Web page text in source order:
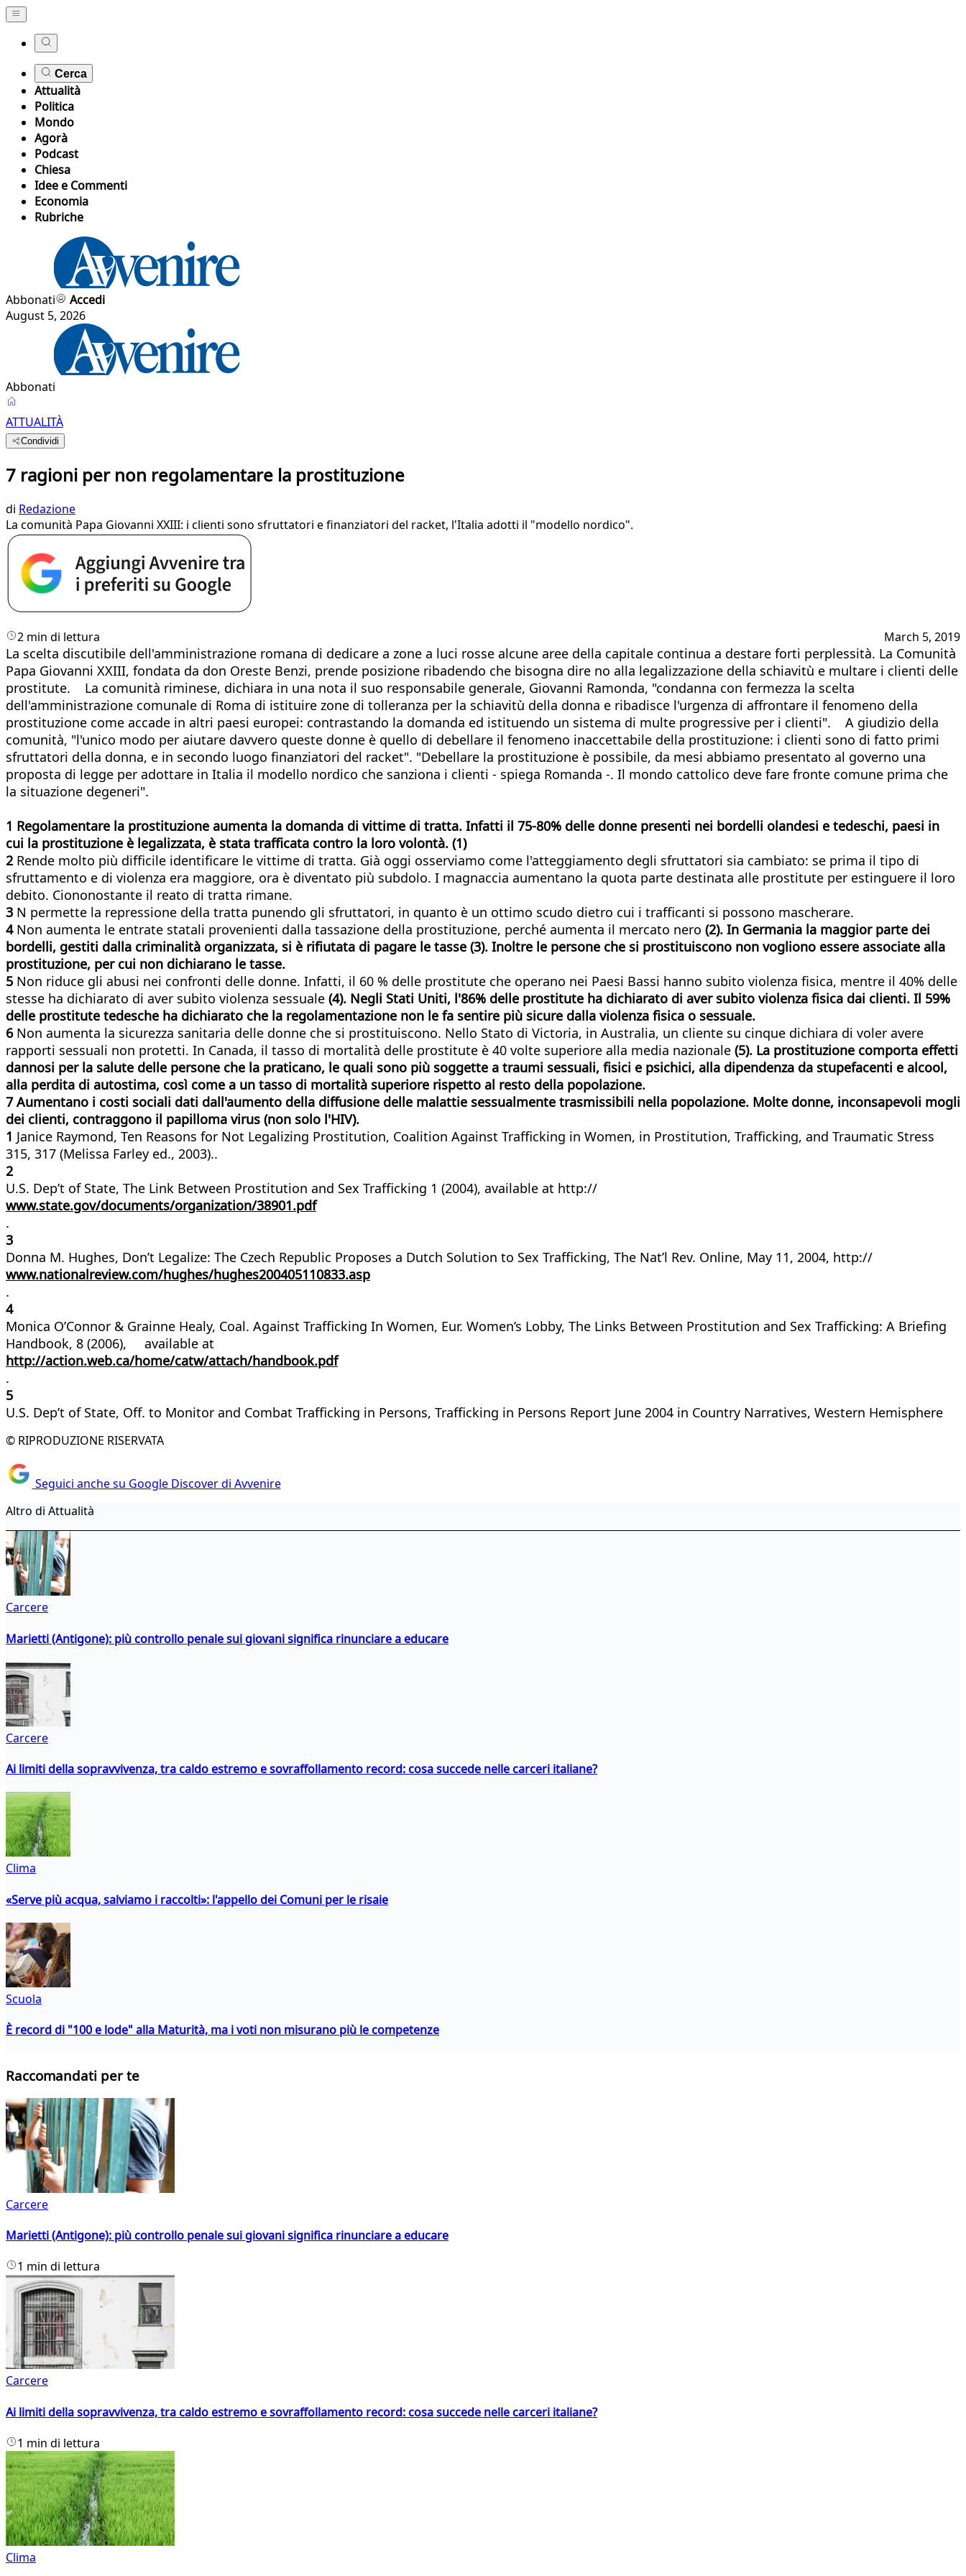
Cerca
Attualità
Politica
Mondo
Agorà
Podcast
Chiesa
Idee e Commenti
Economia
Rubriche
Abbonati
Accedi
August 5, 2026
Abbonati
ATTUALITÀ
Condividi
7 ragioni per non regolamentare la prostituzione
di Redazione
La comunità Papa Giovanni XXIII: i clienti sono sfruttatori e finanziatori del racket, l'Italia adotti il "modello nordico".
2 min di lettura March 5, 2019
​​La scelta discutibile dell'amministrazione romana di dedicare a zone a luci rosse alcune aree della capitale continua a destare forti perplessità. La Comunità
Papa Giovanni XXIII, fondata da don Oreste Benzi, prende posizione ribadendo che bisogna dire no alla legalizzazione della schiavitù e multare i clienti delle
prostitute. La comunità riminese, dichiara in una nota il suo responsabile generale, Giovanni Ramonda, "condanna con fermezza la scelta
dell'amministrazione comunale di Roma di istituire zone di tolleranza per la schiavitù della donna e ribadisce l'urgenza di affrontare il fenomeno della
prostituzione come accade in altri paesi europei: contrastando la domanda ed istituendo un sistema di multe progressive per i clienti". A giudizio della
comunità, "l'unico modo per aiutare davvero queste donne è quello di debellare il fenomeno inaccettabile della prostituzione: i clienti sono di fatto primi
sfruttatori della donna, e in secondo luogo finanziatori del racket". "Debellare la prostituzione è possibile, da mesi abbiamo presentato al governo una
proposta di legge per adottare in Italia il modello nordico che sanziona i clienti - spiega Romanda -. Il mondo cattolico deve fare fronte comune prima che
la situazione degeneri".
1 Regolamentare la prostituzione aumenta la domanda di vittime di tratta. Infatti il 75-80% delle donne presenti nei bordelli olandesi e tedeschi, paesi in
cui la prostituzione è legalizzata, è stata trafficata contro la loro volontà. (1)
2Rende molto più difficile identificare le vittime di tratta. Già oggi osserviamo come l'atteggiamento degli sfruttatori sia cambiato: se prima il tipo di
sfruttamento e di violenza era maggiore, ora è diventato più subdolo. I magnaccia aumentano la quota parte destinata alle prostitute per estinguere il loro
debito. Ciononostante il reato di tratta rimane.
3 N permette la repressione della tratta punendo gli sfruttatori, in quanto è un ottimo scudo dietro cui i trafficanti si possono mascherare.
4Non aumenta le entrate statali provenienti dalla tassazione della prostituzione, perché aumenta il mercato nero (2). In Germania la maggior parte dei
bordelli, gestiti dalla criminalità organizzata, si è rifiutata di pagare le tasse (3). Inoltre le persone che si prostituiscono non vogliono essere associate alla
prostituzione, per cui non dichiarano le tasse.
5 Non riduce gli abusi nei confronti delle donne. Infatti, il 60 % delle prostitute che operano nei Paesi Bassi hanno subito violenza fisica, mentre il 40% delle
stesse ha dichiarato di aver subito violenza sessuale (4). Negli Stati Uniti, l'86% delle prostitute ha dichiarato di aver subito violenza fisica dai clienti. Il 59%
delle prostitute tedesche ha dichiarato che la regolamentazione non le fa sentire più sicure dalla violenza fisica o sessuale.
6Non aumenta la sicurezza sanitaria delle donne che si prostituiscono. Nello Stato di Victoria, in Australia, un cliente su cinque dichiara di voler avere
rapporti sessuali non protetti. In Canada, il tasso di mortalità delle prostitute è 40 volte superiore alla media nazionale (5). La prostituzione comporta effetti
dannosi per la salute delle persone che la praticano, le quali sono più soggette a traumi sessuali, fisici e psichici, alla dipendenza da stupefacenti e alcool,
alla perdita di autostima, così come a un tasso di mortalità superiore rispetto al resto della popolazione.
7 Aumentano i costi sociali dati dall'aumento della diffusione delle malattie sessualmente trasmissibili nella popolazione. Molte donne, inconsapevoli mogli
dei clienti, contraggono il papilloma virus (non solo l'HIV).
1 Janice Raymond, Ten Reasons for Not Legalizing Prostitution, Coalition Against Trafficking in Women, in Prostitution, Trafficking, and Traumatic Stress
315, 317 (Melissa Farley ed., 2003)..
2
U.S. Dep’t of State, The Link Between Prostitution and Sex Trafficking 1 (2004), available at http://
www.state.gov/documents/organization/38901.pdf
.
3
Donna M. Hughes, Don’t Legalize: The Czech Republic Proposes a Dutch Solution to Sex Trafficking, The Nat’l Rev. Online, May 11, 2004, http://
www.nationalreview.com/hughes/hughes200405110833.asp
.
4
Monica O’Connor & Grainne Healy, Coal. Against Trafficking In Women, Eur. Women’s Lobby, The Links Between Prostitution and Sex Trafficking: A Briefing
Handbook, 8 (2006), available at
http://action.web.ca/home/catw/attach/handbook.pdf
.
5
U.S. Dep’t of State, Off. to Monitor and Combat Trafficking in Persons, Trafficking in Persons Report June 2004 in Country Narratives, Western Hemisphere
© RIPRODUZIONE RISERVATA
Seguici anche su Google Discover di Avvenire
Altro di Attualità
Carcere
Marietti (Antigone): più controllo penale sui giovani significa rinunciare a educare
Carcere
Ai limiti della sopravvivenza, tra caldo estremo e sovraffollamento record: cosa succede nelle carceri italiane?
Clima
«Serve più acqua, salviamo i raccolti»: l'appello dei Comuni per le risaie
Scuola
È record di "100 e lode" alla Maturità, ma i voti non misurano più le competenze
Raccomandati per te
Carcere
Marietti (Antigone): più controllo penale sui giovani significa rinunciare a educare
1 min di lettura
Carcere
Ai limiti della sopravvivenza, tra caldo estremo e sovraffollamento record: cosa succede nelle carceri italiane?
1 min di lettura
Clima